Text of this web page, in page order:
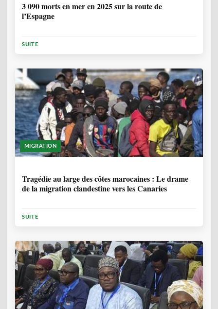
3 090 morts en mer en 2025 sur la route de
l’Espagne
SUITE
MIGRATION
Tragédie au large des côtes marocaines : Le drame
de la migration clandestine vers les Canaries
SUITE